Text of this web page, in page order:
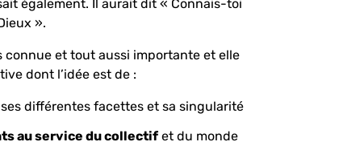
également. Il aurait dit « Connais-toi
».
connue et tout aussi importante et elle
dont l’idée est de :
différentes facettes et sa singularité
au service du collectif et du monde